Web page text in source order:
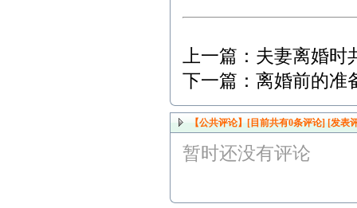
上一篇： 夫妻离婚时
下一篇： 离婚前的准
【公共评论】[目前共有0条评论] [发表
暂时还没有评论